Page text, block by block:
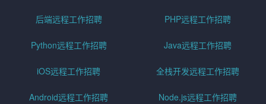
后端远程工作招聘 PHP远程工作招聘
Python远程工作招聘 Java远程工作招聘
iOS远程工作招聘 全栈开发远程工作招聘
Android远程工作招聘 Node.js远程工作招聘